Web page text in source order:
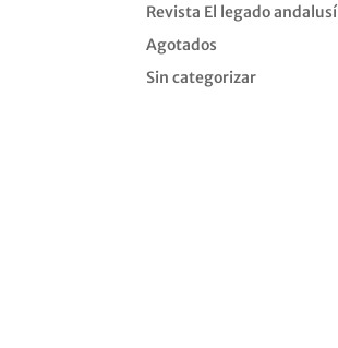
Revista El legado andalusí
Agotados
Sin categorizar